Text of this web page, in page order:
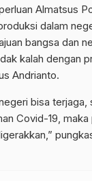
Almatsus
dalam
bangsa dan
kalah dengan
Andrianto.
bisa
Covid-19, maka